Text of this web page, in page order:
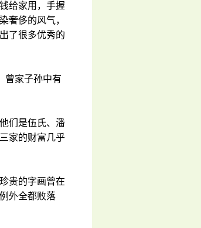
给家用，手握
奢侈的风气，
了很多优秀的
曾家子孙中有
们是伍氏、潘
家的财富几乎
贵的字画曾在
外全都败落